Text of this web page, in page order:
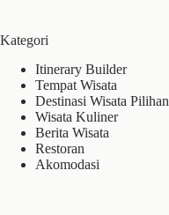
Kategori
Itinerary Builder
Tempat Wisata
Destinasi Wisata Pilihan
Wisata Kuliner
Berita Wisata
Restoran
Akomodasi